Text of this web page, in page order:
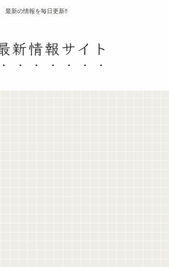
最新の情報を毎日更新‼
新情報サイト